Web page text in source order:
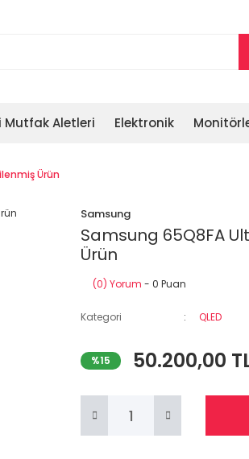
Mutfak Aletleri Elektronik
Ürün
Samsung
Samsung 65Q8FA
Ürün
(0) Yorum - 0 Puan
Kategori QLED
%15 50.200,00